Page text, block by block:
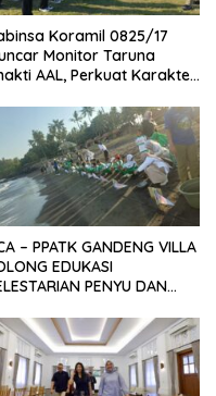
Koramil 0825/17
Monitor Taruna
AAL, Perkuat Karakter
Rakyat
– PPATK GANDENG VILLA
EDUKASI
PENYU DAN
SELAT BALI